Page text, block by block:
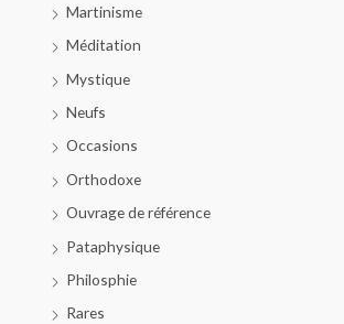
Martinisme
Méditation
Mystique
Neufs
Occasions
Orthodoxe
Ouvrage de référence
Pataphysique
Philosphie
Rares